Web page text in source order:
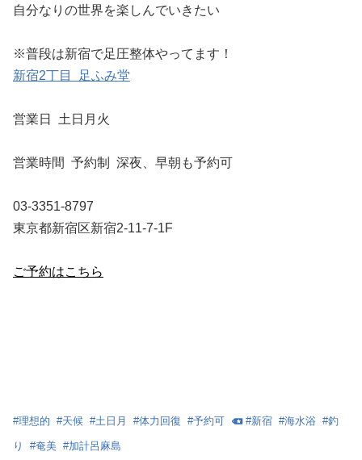
自分なりの世界を楽しんでいきたい
※普段は新宿で足圧整体やってます！
新宿2丁目 足ふみ堂
営業日 土日月火
営業時間 予約制 深夜、早朝も予約可
03-3351-8797
東京都新宿区新宿2-11-7-1F
ご予約はこちら
#理想的 #天候 #土日月 #体力回復 #予約可 #新宿 #海水浴 #釣
り #奄美 #加計呂麻島